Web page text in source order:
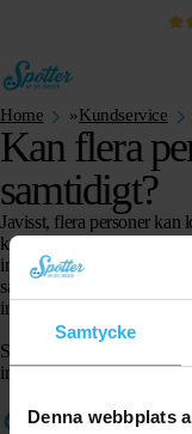
Samtycke
Denna webbplats
Home »Kundservice
Kan flera
samtidigt?
Javisst, flera personer kan
kopplad till endast ett
inloggningsuppgifter kan
samtidigt. Notifikationerna
inloggade via Spotter-appen.
Säg att ett team på 10
inloggade på samma